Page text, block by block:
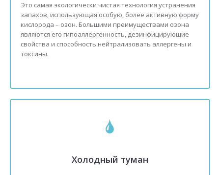
Это самая экологически чистая технология устранения
запахов, использующая особую, более активную форму
кислорода – озон. Большими преимуществами озона
являются его гипоаллергенность, дезинфицирующие
свойства и способность нейтрализовать аллергены и
токсины.
Холодный туман